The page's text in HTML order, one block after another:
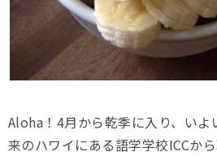
Aloha！4月から乾季に入り、いよ
来のハワイにある語学学校ICCか